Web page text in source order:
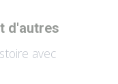
d'autres
avec